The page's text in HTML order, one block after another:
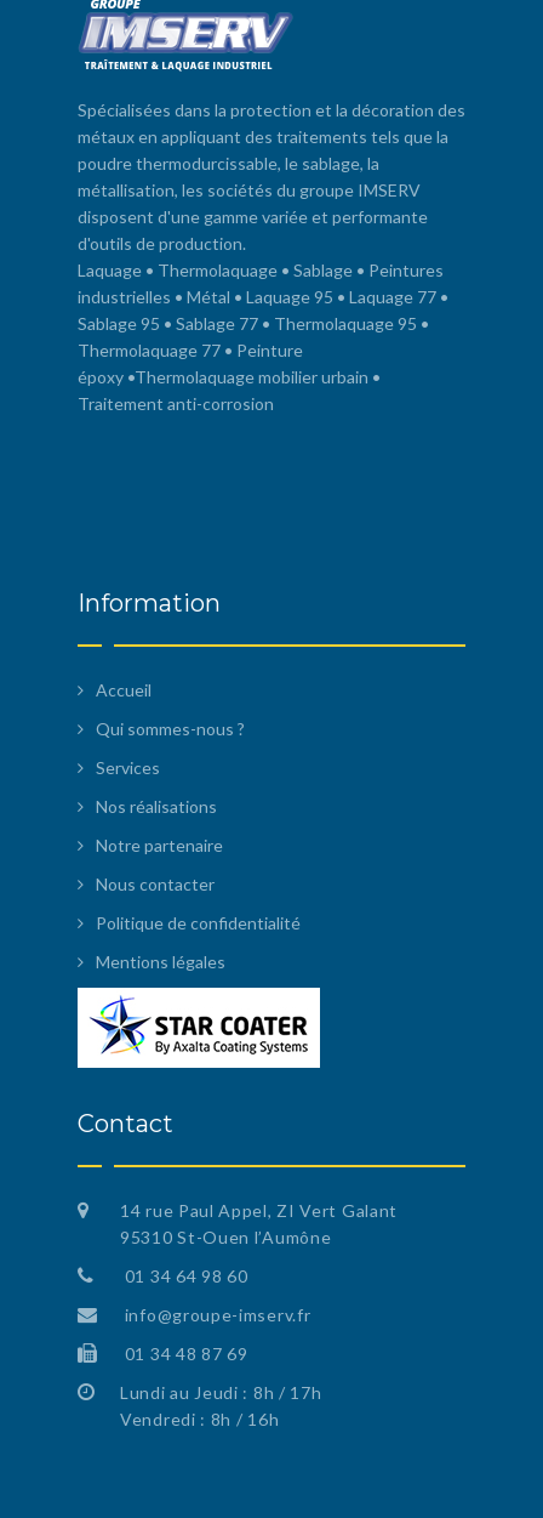
Spécialisées dans la protection et la décoration des
métaux en appliquant des traitements tels que la
poudre thermodurcissable, le sablage, la
métallisation, les sociétés du groupe IMSERV
disposent d'une gamme variée et performante
d'outils de production.
Laquage • Thermolaquage • Sablage • Peintures
industrielles • Métal • Laquage 95 • Laquage 77 •
Sablage 95 • Sablage 77 • Thermolaquage 95 •
Thermolaquage 77 • Peinture
époxy •Thermolaquage mobilier urbain •
Traitement anti-corrosion
Information
Accueil
Qui sommes-nous ?
Services
Nos réalisations
Notre partenaire
Nous contacter
Politique de confidentialité
Mentions légales
Contact
14 rue Paul Appel, ZI Vert Galant
95310 St-Ouen l’Aumône
01 34 64 98 60
info@groupe-imserv.fr
01 34 48 87 69
Lundi au Jeudi : 8h / 17h
Vendredi : 8h / 16h